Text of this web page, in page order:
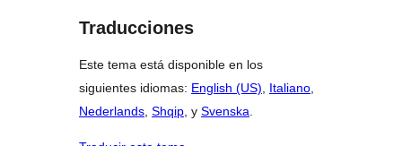
Traducciones
Este tema está disponible en los
siguientes idiomas: English (US), Italiano,
Nederlands, Shqip, y Svenska.